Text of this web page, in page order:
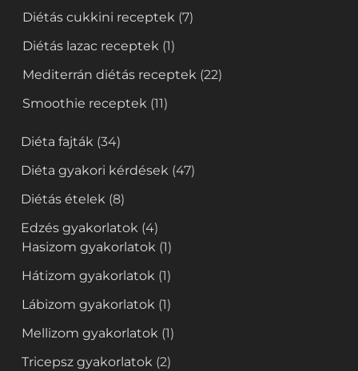
Diétás cukkini receptek (7)
Diétás lazac receptek (1)
Mediterrán diétás receptek (22)
Smoothie receptek (11)
Diéta fajták (34)
Diéta gyakori kérdések (47)
Diétás ételek (8)
Edzés gyakorlatok (4)
Hasizom gyakorlatok (1)
Hátizom gyakorlatok (1)
Lábizom gyakorlatok (1)
Mellizom gyakorlatok (1)
Tricepsz gyakorlatok (2)